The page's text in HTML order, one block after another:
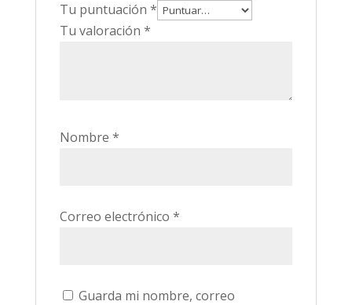
Tu puntuación *
Tu valoración *
Nombre *
Correo electrónico *
Guarda mi nombre, correo